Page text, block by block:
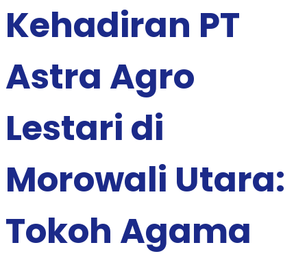
Kehadiran PT
Astra Agro
Lestari di
Morowali Utara:
Tokoh Agama